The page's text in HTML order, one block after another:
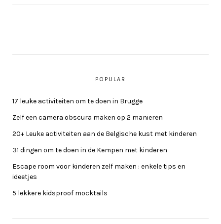
POPULAR
17 leuke activiteiten om te doen in Brugge
Zelf een camera obscura maken op 2 manieren
20+ Leuke activiteiten aan de Belgische kust met kinderen
31 dingen om te doen in de Kempen met kinderen
Escape room voor kinderen zelf maken : enkele tips en
ideetjes
5 lekkere kidsproof mocktails